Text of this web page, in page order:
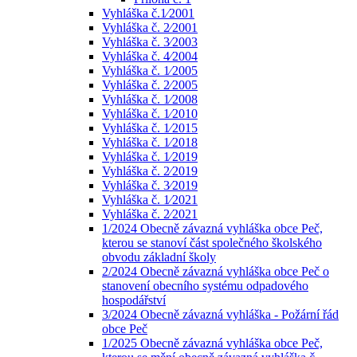
Vyhláška č.1⁄2001
Vyhláška č. 2⁄2001
Vyhláška č. 3⁄2003
Vyhláška č. 4⁄2004
Vyhláška č. 1⁄2005
Vyhláška č. 2⁄2005
Vyhláška č. 1⁄2008
Vyhláška č. 1⁄2010
Vyhláška č. 1⁄2015
Vyhláška č. 1⁄2018
Vyhláška č. 1⁄2019
Vyhláška č. 2⁄2019
Vyhláška č. 3⁄2019
Vyhláška č. 1⁄2021
Vyhláška č. 2⁄2021
1/2024 Obecně závazná vyhláška obce Peč,
kterou se stanoví část společného školského
obvodu základní školy
2/2024 Obecně závazná vyhláška obce Peč o
stanovení obecního systému odpadového
hospodářství
3/2024 Obecně závazná vyhláška - Požární řád
obce Peč
1/2025 Obecně závazná vyhláška obce Peč,